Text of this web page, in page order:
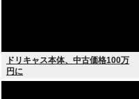
ドリキャス本体、中古価格100万
円に